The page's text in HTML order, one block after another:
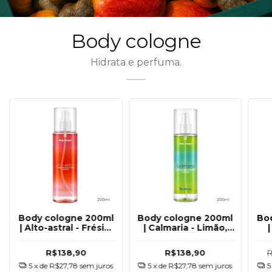
Body cologne
Hidrata e perfuma.
Body cologne 200ml
| Calmaria - Limão,
e hortelã
R$138,90
5 x de R$27,78 sem juros
Body cologne 200ml
| Gingado - caju,
R$138,90 R$111,12
5 x de R$22,22 sem juros 4